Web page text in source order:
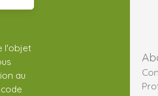
l'objet
au